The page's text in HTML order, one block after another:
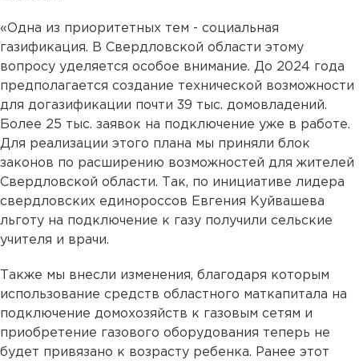
«Одна из приоритетных тем - социальная
газификация. В Свердловской области этому
вопросу уделяется особое внимание. До 2024 года
предполагается создание технической возможности
для догазификации почти 39 тыс. домовладений.
Более 25 тыс. заявок на подключение уже в работе.
Для реализации этого плана мы приняли блок
законов по расширению возможностей для жителей
Свердловской области. Так, по инициативе лидера
свердловских единороссов Евгения Куйвашева
льготу на подключение к газу получили сельские
учителя и врачи.
Также мы внесли изменения, благодаря которым
использование средств областного маткапитала на
подключение домохозяйств к газовым сетям и
приобретение газового оборудования теперь не
будет привязано к возрасту ребенка. Ранее этот